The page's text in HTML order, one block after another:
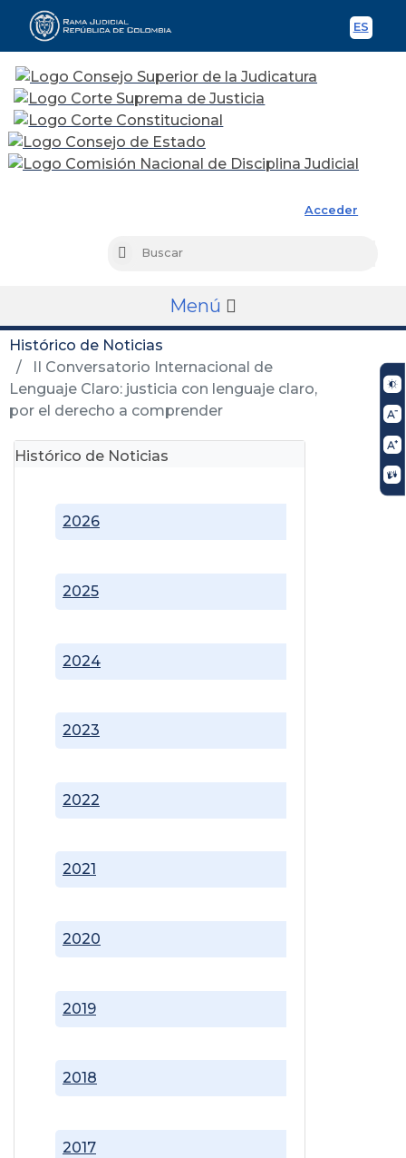
ES
Acceder
Buscar
Menú
Histórico de Noticias
II Conversatorio Internacional de
Lenguaje Claro: justicia con lenguaje claro,
por el derecho a comprender
Histórico de Noticias
2017
2018
2019
2020
2021
2022
2023
2024
2025
2026